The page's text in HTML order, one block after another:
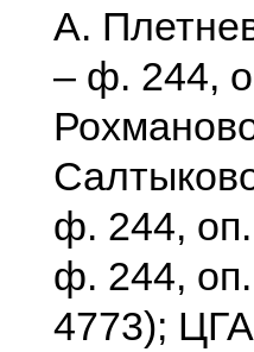
А.
– ф. 244,
ф. 244,
ф. 244,
4773);